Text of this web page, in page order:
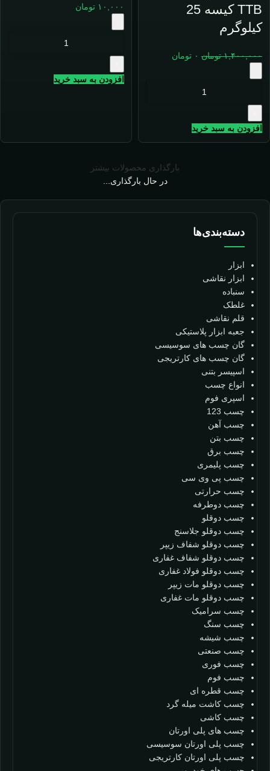
دسته‌بندی‌ها
ابزار
ابزار نقاشی
سنباده
غلطک
قلم نقاشی
جعبه ابزار پلاستیکی
گان چسب های سوسیسی
گان چسب های کارتریجی
اسپیسر بتنی
انواع چسب
اسپری فوم
چسب 123
چسب آهن
چسب بتن
چسب برق
چسب پلیمری
چسب پی وی سی
چسب حرارتی
چسب دوطرفه
چسب دوقلو
چسب دوقلو جلاسنج
چسب دوقلو شفاف زیپر
چسب دوقلو شفاف غفاری
چسب دوقلو فولاد غفاری
چسب دوقلو مات زیپر
چسب دوقلو مات غفاری
چسب سرامیک
چسب سنگ
چسب شیشه
چسب صنعتی
چسب فوری
چسب فوم
چسب قطره ای
چسب کاشت میله گرد
چسب کاشی
چسب های پلی اورتان
چسب پلی اورتان سوسیسی
چسب پلی اورتان کارتریجی
TTB کیسه 25
کیلوگرم
۱,۴۰۰,۰۰۰ تومان ۰ تومان
افزودن به سبد خرید
۱۰,۰۰۰ تومان
افزودن به سبد خرید
بارگذاری محصولات بیشتر
در حال بارگذاری...